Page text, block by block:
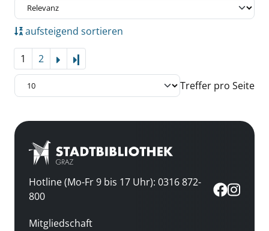
aufsteigend sortieren
1 2
Treffer pro Seite
Hotline (Mo-Fr 9 bis 17 Uhr): 0316 872-
800
Mitgliedschaft